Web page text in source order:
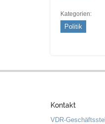
Kategorien:
Politik
Kontakt
VDR-